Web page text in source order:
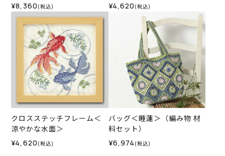
¥8,360 (税込) ¥4,620 (税込)
クロスステッチフレーム＜
涼やかな水面＞
¥4,620 (税込)
バッグ＜睡蓮＞（編み物 材
料セット）
¥6,974 (税込)